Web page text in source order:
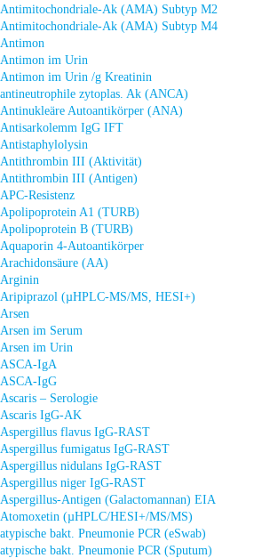
Antimitochondriale-Ak (AMA) Subtyp M2
Antimitochondriale-Ak (AMA) Subtyp M4
Antimon
Antimon im Urin
Antimon im Urin /g Kreatinin
antineutrophile zytoplas. Ak (ANCA)
Antinukleäre Autoantikörper (ANA)
Antisarkolemm IgG IFT
Antistaphylolysin
Antithrombin III (Aktivität)
Antithrombin III (Antigen)
APC-Resistenz
Apolipoprotein A1 (TURB)
Apolipoprotein B (TURB)
Aquaporin 4-Autoantikörper
Arachidonsäure (AA)
Arginin
Aripiprazol (µHPLC-MS/MS, HESI+)
Arsen
Arsen im Serum
Arsen im Urin
ASCA-IgA
ASCA-IgG
Ascaris – Serologie
Ascaris IgG-AK
Aspergillus flavus IgG-RAST
Aspergillus fumigatus IgG-RAST
Aspergillus nidulans IgG-RAST
Aspergillus niger IgG-RAST
Aspergillus-Antigen (Galactomannan) EIA
Atomoxetin (µHPLC/HESI+/MS/MS)
atypische bakt. Pneumonie PCR (eSwab)
atypische bakt. Pneumonie PCR (Sputum)